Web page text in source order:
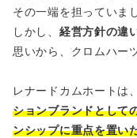
その一端を担っていま
しかし、 経営方針の違
思いから、クロムハー
レナードカムホートは、
ションブランドとして
ンシップに重点を置い